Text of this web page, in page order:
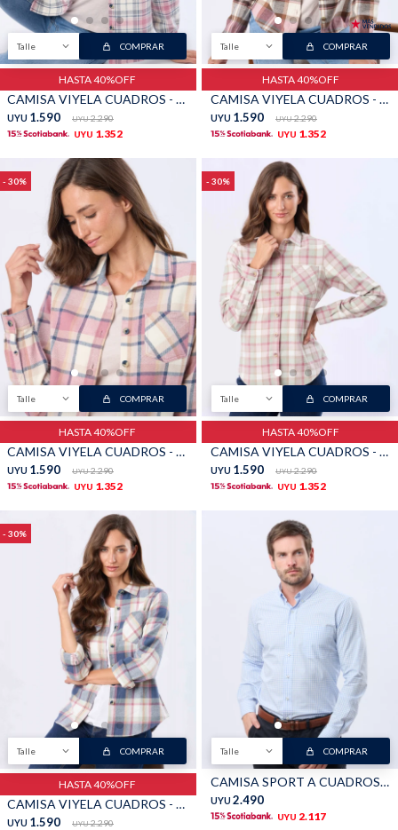
Talle COMPRAR
HASTA 40%OFF
CAMISA VIYELA CUADROS - Beige
UYU 1.590 UYU 2.290
UYU 1.352
Talle COMPRAR
HASTA 40%OFF
CAMISA VIYELA CUADROS - Marron
UYU 1.590 UYU 2.290
UYU 1.352
30
Talle COMPRAR
HASTA 40%OFF
CAMISA VIYELA CUADROS - Piedra
UYU 1.590 UYU 2.290
UYU 1.352
30
Talle COMPRAR
HASTA 40%OFF
CAMISA VIYELA CUADROS - Rosado
UYU 1.590 UYU 2.290
UYU 1.352
30
Talle COMPRAR
HASTA 40%OFF
CAMISA VIYELA CUADROS - Verde
UYU 1.590 UYU 2.290
Talle COMPRAR
CAMISA SPORT A CUADROS - Celeste
UYU 2.490
UYU 2.117